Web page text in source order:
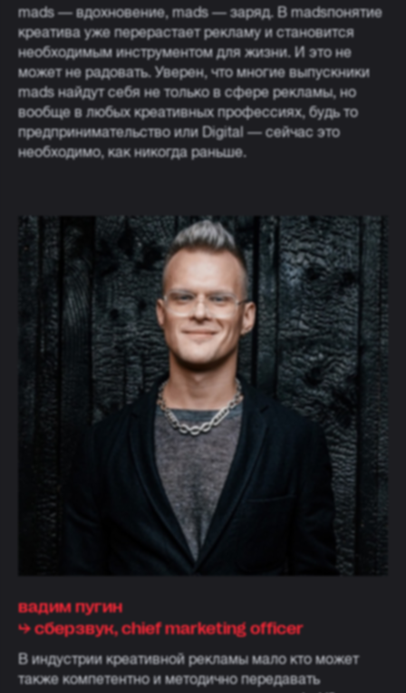
mads — вдохновение, mads — заряд. В madsпонятие
креатива уже перерастает рекламу и становится
необходимым инструментом для жизни. И это не
может не радовать. Уверен, что многие выпускники
mads найдут себя не только в сфере рекламы, но
вообще в любых креативных профессиях, будь то
предпринимательство или Digital — сейчас это
необходимо, как никогда раньше.
вадим пугин
⮡ cберзвук, chief marketing officer
В индустрии креативной рекламы мало кто может
также компетентно и методично передавать